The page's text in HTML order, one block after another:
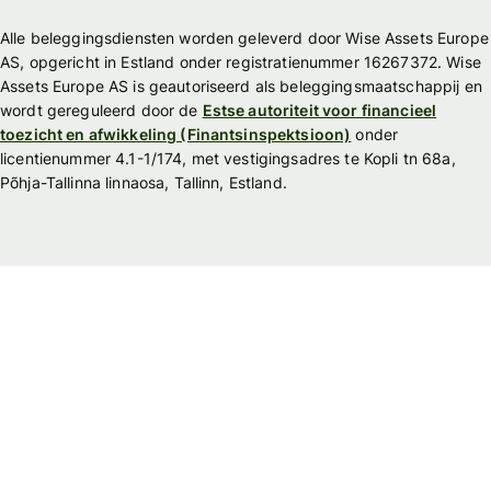
Alle beleggingsdiensten worden geleverd door Wise Assets Europe
AS, opgericht in Estland onder registratienummer 16267372. Wise
Assets Europe AS is geautoriseerd als beleggingsmaatschappij en
wordt gereguleerd door de Estse autoriteit voor financieel
toezicht en afwikkeling (Finantsinspektsioon) onder
licentienummer 4.1-1/174, met vestigingsadres te Kopli tn 68a,
Põhja-Tallinna linnaosa, Tallinn, Estland.